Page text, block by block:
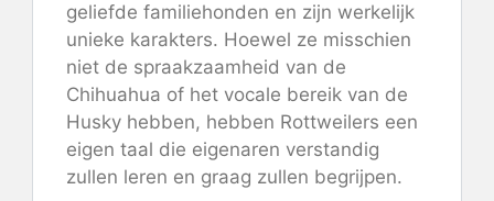
geliefde familiehonden en zijn werkelijk
unieke karakters. Hoewel ze misschien
niet de spraakzaamheid van de
Chihuahua of het vocale bereik van de
Husky hebben, hebben Rottweilers een
eigen taal die eigenaren verstandig
zullen leren en graag zullen begrijpen.